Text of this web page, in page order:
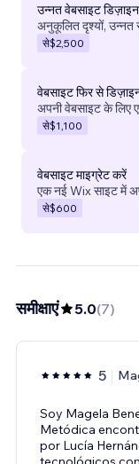
उन्नत वेबसाइट डिज़ाइन
अनुकूलित दृश्यों, उन्नत
से$2,500
वेबसाइट फिर से
अपनी वेबसाइट के लिए
से$1,100
वेबसाइट माइग्रेट करें
एक नई Wix साइट में
से$600
समीक्षाएं 5.0(7)
5
Soy Magela
Metódica
por Lucía